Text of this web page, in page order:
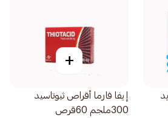
+
إيفا فارما أقراص ثيوتاسيد
300ملجم 60قرص